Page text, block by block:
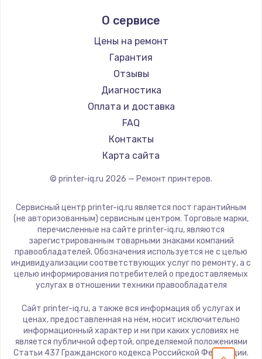
Lexmark
Sharp
TSC
Fujitsu
Godex
О сервисе
Цены на ремонт
Гарантия
Отзывы
Диагностика
Оплата и доставка
FAQ
Контакты
Карта сайта
© printer-iq.ru 2026 — Ремонт принтеров.
Сервисный центр printer-iq.ru является пост гарантийным
(не авторизованным) сервисным центром. Торговые марки,
перечисленные на сайте printer-iq.ru, являются
зарегистрированным товарными знаками компаний
правообладателей. Обозначения используется не с целью
индивидуализации соответствующих услуг по ремонту, а с
целью информирования потребителей о предоставляемых
услугах в отношении техники правообладателя
Сайт printer-iq.ru, а также вся информация об услугах и
ценах, предоставленная на нём, носит исключительно
информационный характер и ни при каких условиях не
является публичной офертой, определяемой положениями
Статьи 437 Гражданского кодекса Российской Федерации.